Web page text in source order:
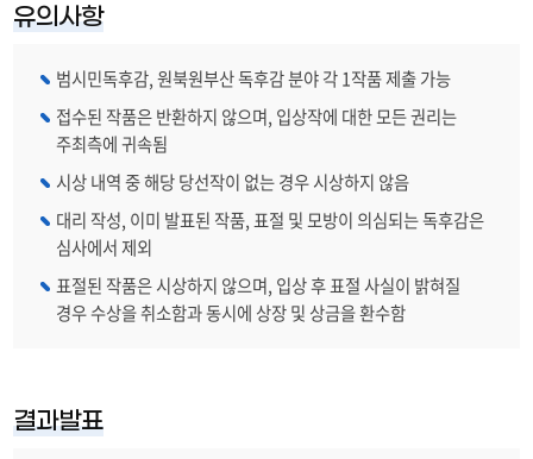
유의사항
범시민독후감, 원북원부산 독후감 분야 각 1작품 제출 가능
접수된 작품은 반환하지 않으며, 입상작에 대한 모든 권리는
주최측에 귀속됨
시상 내역 중 해당 당선작이 없는 경우 시상하지 않음
대리 작성, 이미 발표된 작품, 표절 및 모방이 의심되는 독후감은
심사에서 제외
표절된 작품은 시상하지 않으며, 입상 후 표절 사실이 밝혀질
경우 수상을 취소함과 동시에 상장 및 상금을 환수함
결과발표